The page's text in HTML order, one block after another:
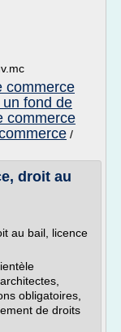
commerce
fond de
commerce
/
droit au
au bail, licence
obligatoires,
de droits